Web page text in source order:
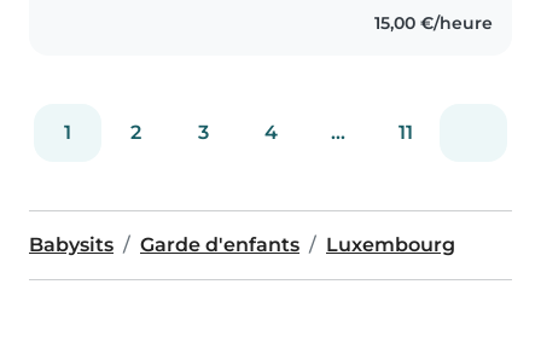
15,00 €/heure
1 2 3 4 ... 11
Babysits Garde d'enfants Luxembourg